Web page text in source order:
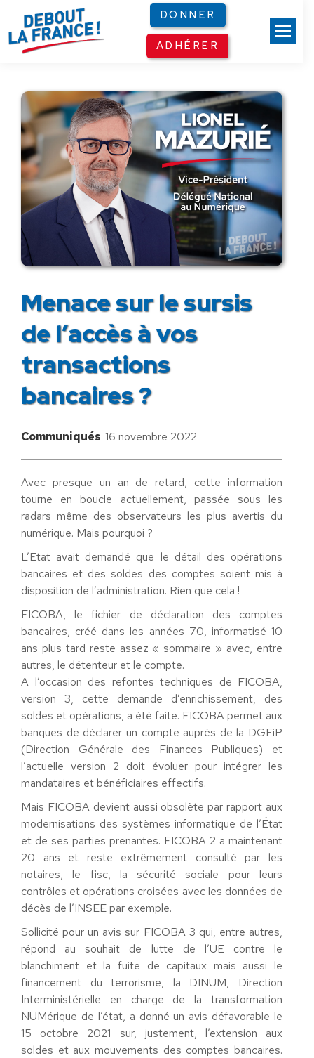
DONNER
ADHÉRER
Menace sur le sursis
de l’accès à vos
transactions
bancaires ?
Communiqués 16 novembre 2022
Avec presque un an de retard, cette information
tourne en boucle actuellement, passée sous les
radars même des observateurs les plus avertis du
numérique. Mais pourquoi ?
L’Etat avait demandé que le détail des opérations
bancaires et des soldes des comptes soient mis à
disposition de l’administration. Rien que cela !
FICOBA, le fichier de déclaration des comptes
bancaires, créé dans les années 70, informatisé 10
ans plus tard reste assez « sommaire » avec, entre
autres, le détenteur et le compte.
A l’occasion des refontes techniques de FICOBA,
version 3, cette demande d’enrichissement, des
soldes et opérations, a été faite. FICOBA permet aux
banques de déclarer un compte auprès de la DGFiP
(Direction Générale des Finances Publiques) et
l’actuelle version 2 doit évoluer pour intégrer les
mandataires et bénéficiaires effectifs.
Mais FICOBA devient aussi obsolète par rapport aux
modernisations des systèmes informatique de l’État
et de ses parties prenantes. FICOBA 2 a maintenant
20 ans et reste extrêmement consulté par les
notaires, le fisc, la sécurité sociale pour leurs
contrôles et opérations croisées avec les données de
décès de l’INSEE par exemple.
Sollicité pour un avis sur FICOBA 3 qui, entre autres,
répond au souhait de lutte de l’UE contre le
blanchiment et la fuite de capitaux mais aussi le
financement du terrorisme, la DINUM, Direction
Interministérielle en charge de la transformation
NUMérique de l’état, a donné un avis défavorable le
15 octobre 2021 sur, justement, l’extension aux
soldes et aux mouvements des comptes bancaires.
Panneau de gestion des cookies